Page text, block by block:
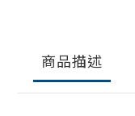
商品描述